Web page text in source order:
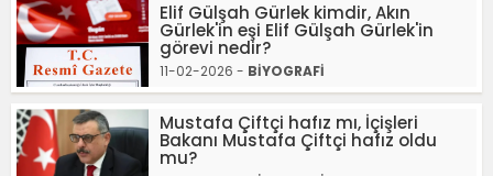
Elif Gülşah Gürlek kimdir, Akın
Gürlek'in eşi Elif Gülşah Gürlek'in
görevi nedir?
11-02-2026 - BİYOGRAFİ
Mustafa Çiftçi hafız mı, İçişleri
Bakanı Mustafa Çiftçi hafız oldu
mu?